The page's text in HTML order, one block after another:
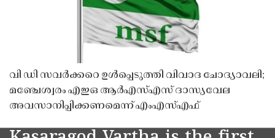
വി ഡി സവർക്കറെ ഉൾപ്പെടുത്തി വിവാദ ചോദ്യാവലി;
മഞ്ചേശ്വരം എഇഒ ആർഎസ്എസ് ദാസ്യവേല
അവസാനിപ്പിക്കണമെന്ന് എംഎസ്എഫ്